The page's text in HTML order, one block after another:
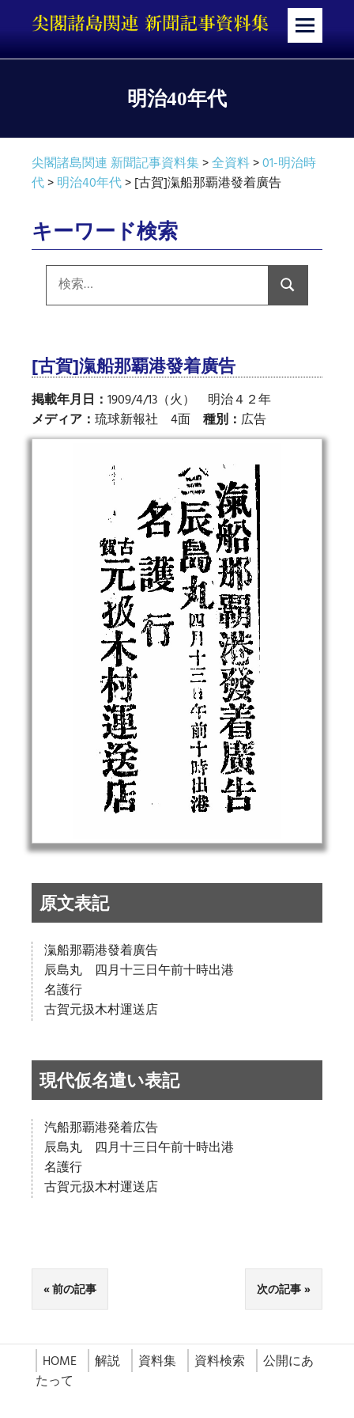
テ
メ
明治40年代
尖閣諸島関連 新聞記事資料集>全資料>01-明治時
代>明治40年代>[古賀]滊船那覇港發着廣告
キーワード検索
索:
検
索
[古賀]滊船那覇港發着廣告
掲載年月日： 1909/4/13（火） 明治４２年
メディア： 琉球新報社 4面 種別： 広告
原文表記
滊船那覇港發着廣告
辰島丸 四月十三日午前十時出港
名護行
古賀元扱木村運送店
現代仮名遣い表記
汽船那覇港発着広告
辰島丸 四月十三日午前十時出港
名護行
古賀元扱木村運送店
前の記事 次の記事
HOME 解説 資料集 資料検索
公開にあ
たって